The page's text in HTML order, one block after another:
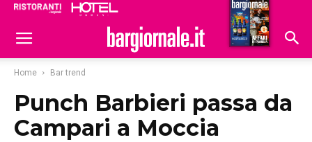
Hoteldomani
Home Bar trend
Punch Barbieri passa da
Campari a Moccia